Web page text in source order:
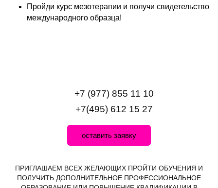
Пройди курс мезотерапии и получи свидетельство
международного образца!
+7 (977) 855 11 10
+7(495) 612 15 27
оставить заявку
ПРИГЛАШАЕМ ВСЕХ ЖЕЛАЮЩИХ ПРОЙТИ ОБУЧЕНИЯ И
ПОЛУЧИТЬ ДОПОЛНИТЕЛЬНОЕ ПРОФЕССИОНАЛЬНОЕ